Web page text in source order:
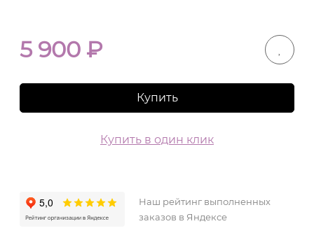
5 900 ₽
Купить
Купить в один клик
Наш рейтинг выполненных
заказов в Яндексе